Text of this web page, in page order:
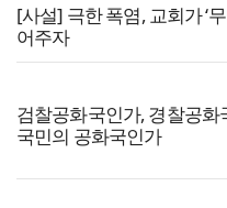
[사설] 극한 폭염, 교회가 ‘
어주자
검찰공화국인가, 경찰공화
국민의 공화국인가